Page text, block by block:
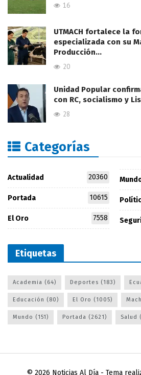
16
UTMACH fortalece la
especializada con su
Producción…
20
Unidad Popular
con RC, socialismo y
28
Categorías
Actualidad 20360
Portada 10615
El Oro 7558
Etiquetas
Academia (64) Deportes (183)
Educación (80) El Oro (1005)
Mundo (151) Portada (2621) Salud
© 2026 Noticias Al Día- Tema